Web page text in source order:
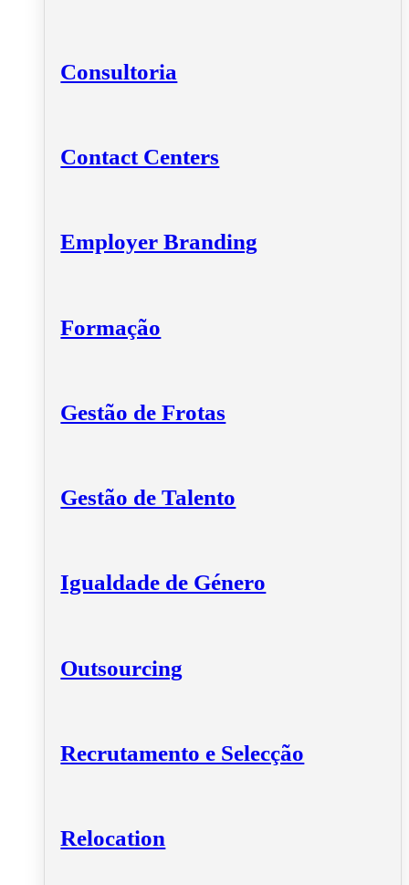
Consultoria
Contact Centers
Employer Branding
Formação
Gestão de Frotas
Gestão de Talento
Igualdade de Género
Outsourcing
Recrutamento e Selecção
Relocation